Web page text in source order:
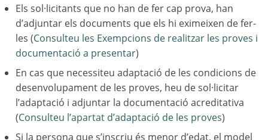
Els sol·licitants que no han de fer cap prova, han
d’adjuntar els documents que els hi eximeixen de fer-
les (Consulteu les Exempcions de realitzar les proves i
documentació a presentar)
En cas que necessiteu adaptació de les condicions de
desenvolupament de les proves, heu de sol·licitar
l’adaptació i adjuntar la documentació acreditativa
(Consulteu l’apartat d’adaptació de les proves)
Si la persona que s’inscriu és menor d’edat, el model